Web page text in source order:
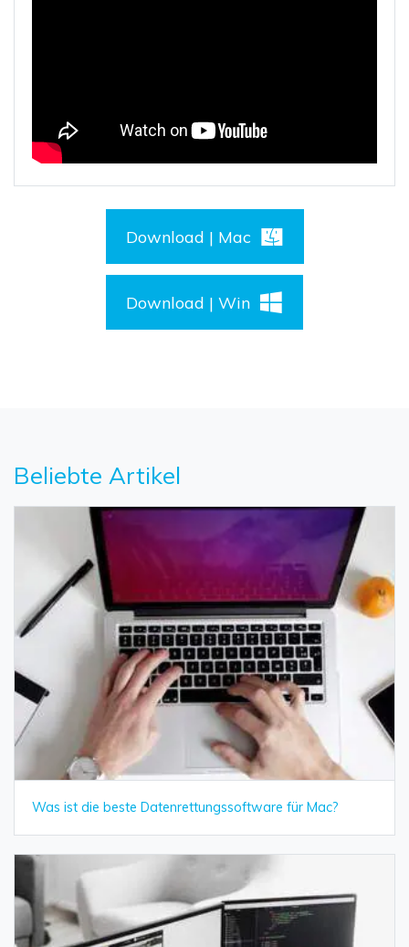
Download | Mac
Download | Win
Beliebte Artikel
Was ist die beste Datenrettungssoftware für Mac?